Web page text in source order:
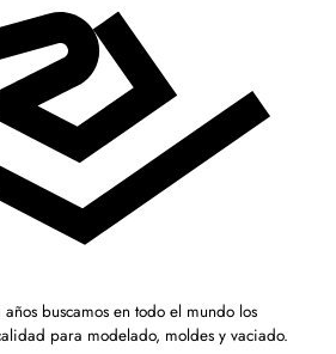
buscamos en todo el mundo los
para modelado, moldes y vaciado.